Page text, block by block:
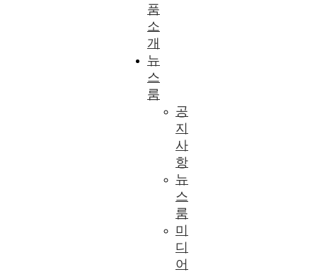
품
소
개
뉴
스
룸
공
지
사
항
뉴
스
룸
미
디
어